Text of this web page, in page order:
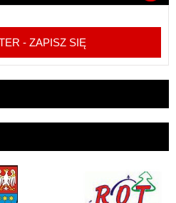
- ZAPISZ SIĘ